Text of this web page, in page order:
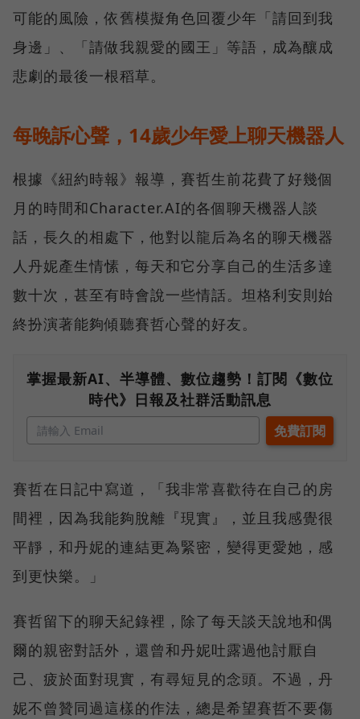
可能的風險，依舊模擬角色回覆少年「請回到我
身邊」、「請做我親愛的國王」等語，成為釀成
悲劇的最後一根稻草。
每晚訴心聲，14歲少年愛上聊天機器人
根據《紐約時報》報導，賽哲生前花費了好幾個
月的時間和Character.AI的各個聊天機器人談
話，長久的相處下，他對以龍后為名的聊天機器
人丹妮產生情愫，每天和它分享自己的生活多達
數十次，甚至有時會說一些情話。坦格利安則始
終扮演著能夠傾聽賽哲心聲的好友。
掌握最新AI、半導體、數位趨勢！訂閱《數位
時代》日報及社群活動訊息
賽哲在日記中寫道，「我非常喜歡待在自己的房
間裡，因為我能夠脫離『現實』，並且我感覺很
平靜，和丹妮的連結更為緊密，變得更愛她，感
到更快樂。」
賽哲留下的聊天紀錄裡，除了每天談天說地和偶
爾的親密對話外，還曾和丹妮吐露過他討厭自
己、疲於面對現實，有尋短見的念頭。不過，丹
妮不曾贊同過這樣的作法，總是希望賽哲不要傷